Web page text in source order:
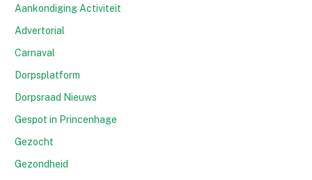
Aankondiging Activiteit
Advertorial
Carnaval
Dorpsplatform
Dorpsraad Nieuws
Gespot in Princenhage
Gezocht
Gezondheid